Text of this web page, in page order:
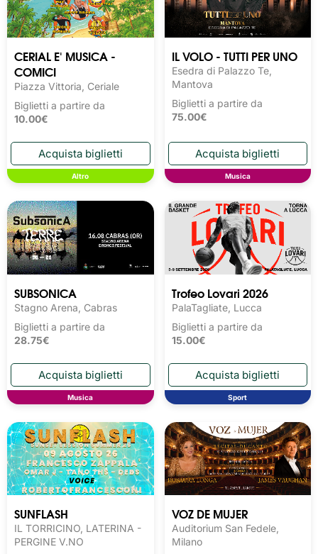
CERIAL E' MUSICA -
COMICI
Piazza Vittoria, Ceriale
Biglietti a partire da
10.00€
Altro
IL VOLO - TUTTI PER UNO
Esedra di Palazzo Te,
Mantova
Biglietti a partire da
75.00€
Musica
SUBSONICA
Stagno Arena, Cabras
Biglietti a partire da
28.75€
Musica
Trofeo Lovari 2026
PalaTagliate, Lucca
Biglietti a partire da
15.00€
Sport
SUNFLASH
IL TORRICINO, LATERINA -
PERGINE V.NO
VOZ DE MUJER
Auditorium San Fedele,
Milano